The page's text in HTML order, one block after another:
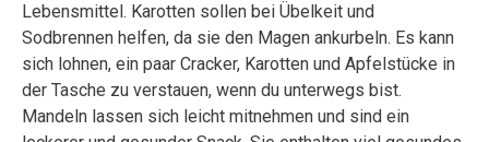
Lebensmittel. Karotten sollen bei Übelkeit und
Sodbrennen helfen, da sie den Magen ankurbeln. Es kann
sich lohnen, ein paar Cracker, Karotten und Apfelstücke in
der Tasche zu verstauen, wenn du unterwegs bist.
Mandeln lassen sich leicht mitnehmen und sind ein